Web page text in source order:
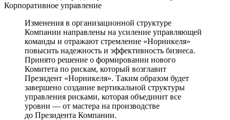
Корпоративное управление
Изменения в организационной структуре
Компании направлены на усиление управляющей
команды и отражают стремление «Норникеля»
повысить надежность и эффективность бизнеса.
Принято решение о формировании нового
Комитета по рискам, который возглавит
Президент «Норникеля». Таким образом будет
завершено создание вертикальной структуры
управления рисками, которая объединит все
уровни — от мастера на производстве
до Президента Компании.